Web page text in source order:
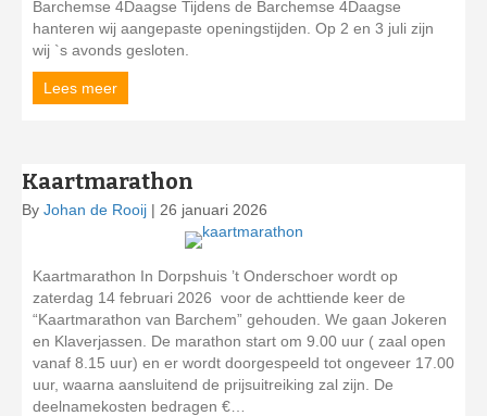
Barchemse 4Daagse Tijdens de Barchemse 4Daagse
hanteren wij aangepaste openingstijden. Op 2 en 3 juli zijn
wij `s avonds gesloten.
Lees meer
Kaartmarathon
By Johan de Rooij | 26 januari 2026
Kaartmarathon In Dorpshuis ’t Onderschoer wordt op
zaterdag 14 februari 2026 voor de achttiende keer de
“Kaartmarathon van Barchem” gehouden. We gaan Jokeren
en Klaverjassen. De marathon start om 9.00 uur ( zaal open
vanaf 8.15 uur) en er wordt doorgespeeld tot ongeveer 17.00
uur, waarna aansluitend de prijsuitreiking zal zijn. De
deelnamekosten bedragen €…